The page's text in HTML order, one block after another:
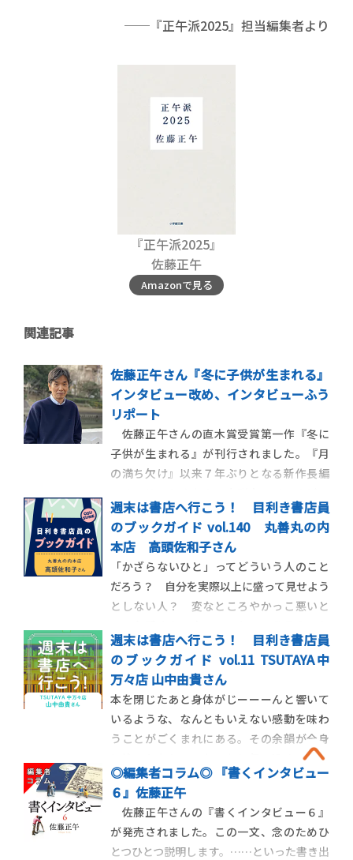
──『正午派2025』担当編集者より
『正午派2025』
佐藤正午
Amazonで見る
関連記事
佐藤正午さん『冬に子供が生まれる』
インタビュー改め、インタビューふう
リポート
佐藤正午さんの直木賞受賞第一作『冬に
子供が生まれる』が刊行されました。『月
の満ち欠け』以来７年ぶりとなる新作長編
ーを、といった話もなくはありませんでし
たが、そのときすでにほかの媒体から取材
依頼がいくつも届いていました。そこで担
当編集者は考えました。何か著者本人にも
面白がってもらえ
週末は書店へ行こう！ 目利き書店員
のブックガイド vol.140 丸善丸の内
本店 高頭佐和子さん
「かざらないひと」ってどういう人のこと
だろう？ 自分を実際以上に盛って見せよう
としない人？ 変なところやかっこ悪いと
も。「かざらない」というとかっこいいけ
れど、それは自然体でも素敵って言ってもら
える一部の人だけが許されることじゃない
のかなあ。普通の人にはきびしいよ……。
そんなことを
週末は書店へ行こう！ 目利き書店員
のブックガイド vol.11 TSUTAYA中
万々店 山中由貴さん
本を閉じたあと身体がじーーーんと響いて
いるような、なんともいえない感動を味わ
うことがごくまれにある。その余韻が全身
に沁みわたり、ひたひたに包み込まれ、な
んならすこし地面から浮かんでしまってない
か？と感じることが。『テムズ川の娘』を
読んでじっさいそうなった人物（私）がい
うのだから間違いないです。
◎編集者コラム◎ 『書くインタビュー
６』佐藤正午
佐藤正午さんの『書くインタビュー６』
が発売されました。この一文、念のためひ
とつひとつ説明します。……といった書き出